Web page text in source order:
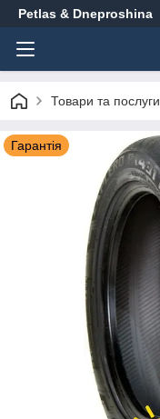
Petlas & Dneproshina
Товари та послуги
Гарантія